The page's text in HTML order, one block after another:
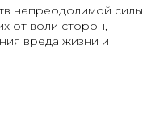
непреодолимой силы
от воли сторон,
вреда жизни и